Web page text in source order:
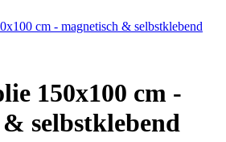
cm - magnetisch & selbstklebend
150x100 cm -
selbstklebend